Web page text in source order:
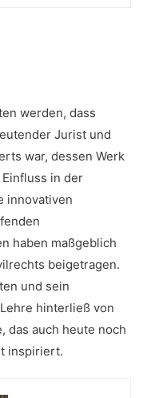
werden, dass
Jurist⁣ und
war, dessen Werk
in der
innovativen
haben maßgeblich
beigetragen.
und sein
⁣hinterließ von
das auch heute⁤ noch
inspiriert.